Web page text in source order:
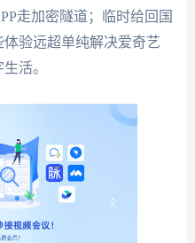
走加密隧道；临时给回国
验远超单纯解决爱奇艺
活。